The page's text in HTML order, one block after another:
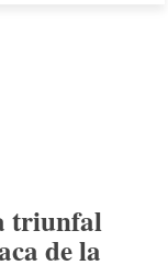
triunfal
de la